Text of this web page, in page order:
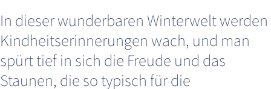
In dieser wunderbaren Winterwelt werden
Kindheitserinnerungen wach, und man
spürt tief in sich die Freude und das
Staunen, die so typisch für die